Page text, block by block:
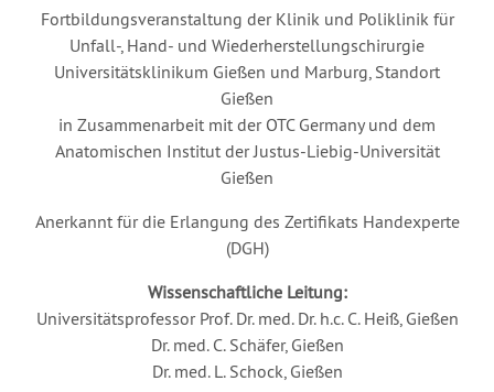
Fortbildungsveranstaltung der Klinik und Poliklinik für
Unfall-, Hand- und Wiederherstellungschirurgie
Universitätsklinikum Gießen und Marburg, Standort
Gießen
in Zusammenarbeit mit der OTC Germany und dem
Anatomischen Institut der Justus-Liebig-Universität
Gießen
Anerkannt für die Erlangung des Zertifikats Handexperte
(DGH)
Wissenschaftliche Leitung:
Universitätsprofessor Prof. Dr. med. Dr. h.c. C. Heiß, Gießen
Dr. med. C. Schäfer, Gießen
Dr. med. L. Schock, Gießen